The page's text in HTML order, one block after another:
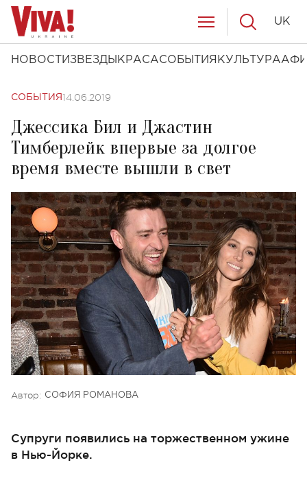
НОВОСТИ ЗВЕЗДЫ КРАСАСОБЫТИЯ КУЛЬТУРА
UK
СОБЫТИЯ 14.06.2019
Джессика Бил и Джастин
Тимберлейк впервые за долгое
время вместе вышли в свет
Автор: СОФИЯ РОМАНОВА
Супруги появились на торжественном ужине
в Нью-Йорке.